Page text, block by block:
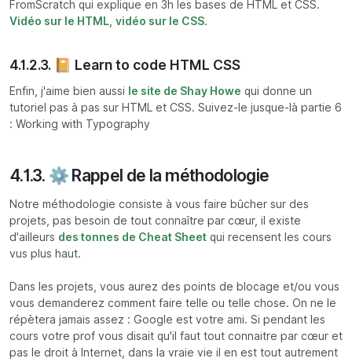
FromScratch qui explique en 3h les bases de HTML et CSS.
Vidéo sur le HTML vidéo sur le CSS.
4.1.2.3. 📔 Learn to code HTML CSS
Enfin, j'aime bien aussi le site de Shay Howe qui donne un
tutoriel pas à pas sur HTML et CSS. Suivez-le jusque-là partie 6
: Working with Typography
4.1.3. ⚙️ Rappel de la méthodologie
Notre méthodologie consiste à vous faire bûcher sur des
projets, pas besoin de tout connaître par cœur, il existe
d'ailleurs des tonnes de Cheat Sheet qui recensent les cours
vus plus haut.
Dans les projets, vous aurez des points de blocage et/ou vous
vous demanderez comment faire telle ou telle chose. On ne le
répètera jamais assez : Google est votre ami. Si pendant les
cours votre prof vous disait qu'il faut tout connaitre par cœur et
pas le droit à Internet, dans la vraie vie il en est tout autrement